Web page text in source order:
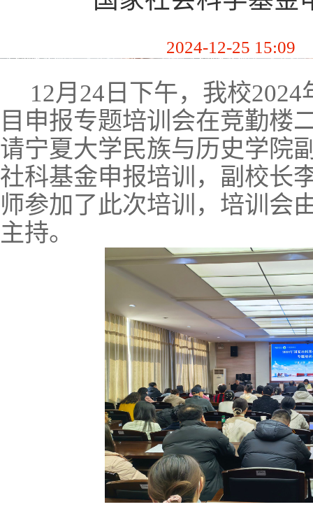
2024-12-25 15:09
12月 24 日下午，我校2024
目申报专题培训会在竞勤楼
请宁夏大学民族与历史学院
社科基金申报培训，副校长
师参加了此次培训，培训会
主持。